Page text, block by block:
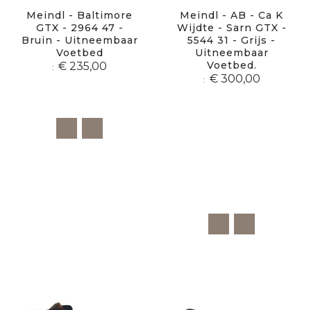
Meindl - Baltimore
GTX - 2964 47 -
Bruin - Uitneembaar
Voetbed
€ 235,00
Meindl - AB - Ca K
Wijdte - Sarn GTX -
5544 31 - Grijs -
Uitneembaar
Voetbed.
€ 300,00